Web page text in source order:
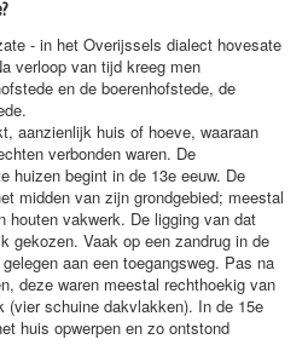
- in het Overijssels dialect hovesate
verloop van tijd kreeg men
en de boerenhofstede, de
aanzienlijk huis of hoeve, waaraan
verbonden waren. De
huizen begint in de 13e eeuw. De
midden van zijn grondgebied; meestal
houten vakwerk. De ligging van dat
gekozen. Vaak op een zandrug in de
aan een toegangsweg. Pas na
deze waren meestal rechthoekig van
(vier schuine dakvlakken). In de 15e
huis opwerpen en zo ontstond